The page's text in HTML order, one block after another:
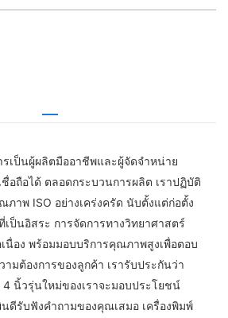
เป็นผู้ผลิตมืออาชีพและผู้จัดจำหน่าย
ถือได้ ตลอดกระบวนการผลิต เราปฏิบัติ
ภาพ ISO อย่างเคร่งครัด นับตั้งแต่ก่อตั้ง
ป็นอิสระ การจัดการทางวิทยาศาสตร์
นื่อง พร้อมมอบบริการคุณภาพสูงเพื่อตอบ
มต้องการของลูกค้า เรารับประกันว่า
นิ้วรุ่นใหม่ของเราจะมอบประโยชน์
ดีรับฟังคำถามของคุณเสมอ เครื่องพิมพ์